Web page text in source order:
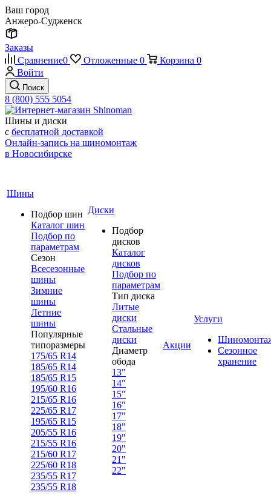
Ваш город
Анжеро-Судженск
Заказы
Сравнение0 Отложенные 0 Корзина 0
Войти
Поиск
8 (800) 555 5054
Шины и диски
с бесплатной доставкой
Онлайн-запись на шиномонтаж
в Новосибирске
Шины
Подбор шин
Каталог шин
Подбор по
параметрам
Сезон
Всесезонные
шины
Зимние
шины
Летние
шины
Популярные
типоразмеры
175/65 R14
185/65 R14
185/65 R15
195/60 R16
215/65 R16
225/65 R17
195/65 R15
205/55 R16
215/55 R16
215/60 R17
225/60 R18
235/55 R17
235/55 R18
Диски
Подбор
дисков
Каталог
дисков
Подбор по
параметрам
Тип диска
Литые
диски
Стальные
диски
Диаметр
обода
13"
14"
15"
16"
17"
18"
19"
20"
21"
22"
Акции
Услуги
Сезонное
хранение